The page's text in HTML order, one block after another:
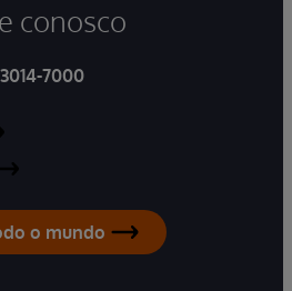
conosco
3014-7000
o mundo